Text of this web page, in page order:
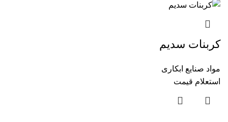
کربنات سدیم
مواد صنایع ابکاری
استعلام قیمت